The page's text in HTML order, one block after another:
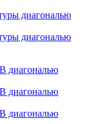
диагональю
диагональю
диагональю
диагональю
диагональю